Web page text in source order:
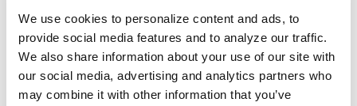
We use cookies to personalize content and ads, to
provide social media features and to analyze our traffic.
We also share information about your use of our site with
our social media, advertising and analytics partners who
may combine it with other information that you’ve
1-800-473-4636